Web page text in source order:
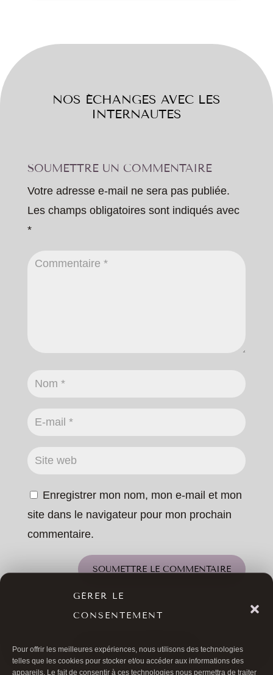
GÉRER LE
CONSENTEMENT
Pour offrir les meilleures expériences, nous utilisons des technologies
telles que les cookies pour stocker et/ou accéder aux informations des
appareils. Le fait de consentir à ces technologies nous permettra de traiter
NOS ÉCHANGES AVEC LES
INTERNAUTES
SOUMETTRE UN COMMENTAIRE
Votre adresse e-mail ne sera pas publiée.
Les champs obligatoires sont indiqués avec
*
Enregistrer mon nom, mon e-mail et mon
site dans le navigateur pour mon prochain
commentaire.
SOUMETTRE LE COMMENTAIRE
TOUS LES ARTICLES